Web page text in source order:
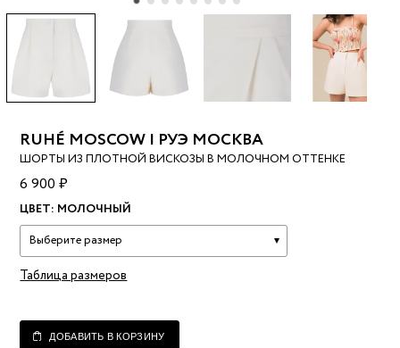
RUHÉ MOSCOW | РУЭ МОСКВА
ШОРТЫ ИЗ ПЛОТНОЙ ВИСКОЗЫ В МОЛОЧНОМ ОТТЕНКЕ
6 900 ₽
ЦВЕТ: МОЛОЧНЫЙ
Выберите размер
Таблица размеров
ДОБАВИТЬ В КОРЗИНУ